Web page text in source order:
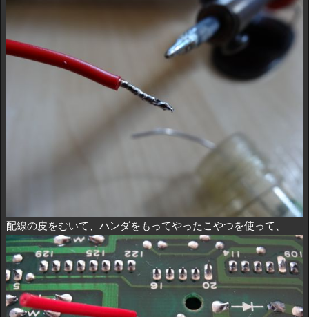
配線の皮をむいて、ハンダをもってやったこやつを使って、